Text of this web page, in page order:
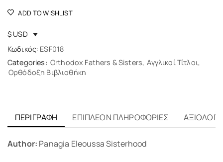
ADD TO WISHLIST
$ USD
Κωδικός: ESF018
Categories: Orthodox Fathers & Sisters, Αγγλικοί Τίτλοι,
Ορθόδοξη Βιβλιοθήκη
ΠΕΡΙΓΡΑΦΉ ΕΠΙΠΛΈΟΝ ΠΛΗΡΟΦΟΡΊΕΣ
Author: Panagia Eleoussa Sisterhood